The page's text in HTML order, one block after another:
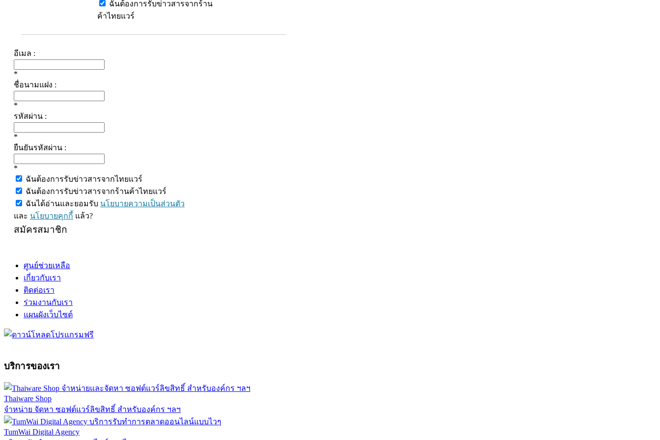
ฉันต้องการรับข่าวสารจากร้าน
ค้าไทยแวร์
อีเมล :
*
ชื่อนามแฝง :
*
รหัสผ่าน :
*
ยืนยันรหัสผ่าน :
*
ฉันต้องการรับข่าวสารจากไทยแวร์
ฉันต้องการรับข่าวสารจากร้านค้าไทยแวร์
ฉันได้อ่านและยอมรับ นโยบายความเป็นส่วนตัว
และ นโยบายคุกกี้ แล้ว?
สมัครสมาชิก
ศูนย์ช่วยเหลือ
เกี่ยวกับเรา
ติดต่อเรา
ร่วมงานกับเรา
แผนผังเว็บไซต์
บริการของเรา
Thaiware Shop
จำหน่าย จัดหา ซอฟต์แวร์ลิขสิทธิ์ สำหรับองค์กร ฯลฯ
TumWai Digital Agency